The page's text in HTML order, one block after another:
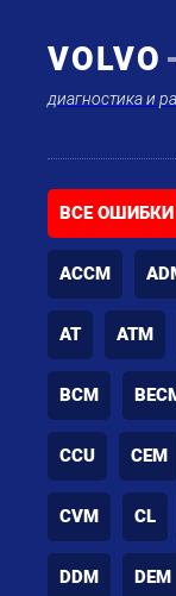
VOLVO
диагностика и
ВСЕ ОШИБКИ
ACCM
AT ATM
BCM
CCU CEM
CVM CL
DDM DEM